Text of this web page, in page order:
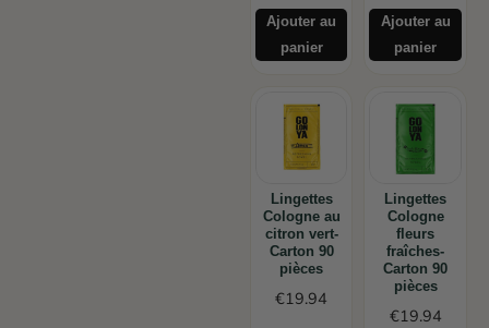
Ajouter au
panier
Ajouter au
panier
Lingettes
Cologne au
citron vert-
Carton 90
pièces
€19.94
Lingettes
Cologne
fleurs
fraîches-
Carton 90
pièces
€19.94